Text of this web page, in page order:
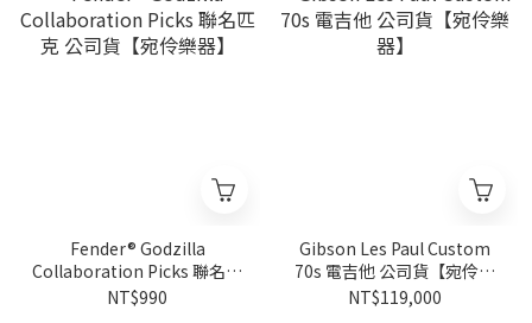
Fender® Godzilla
Collaboration Picks 聯名匹
克 公司貨【宛伶樂器】
NT$990
Gibson Les Paul Custom
70s 電吉他 公司貨【宛伶樂
器】
NT$119,000